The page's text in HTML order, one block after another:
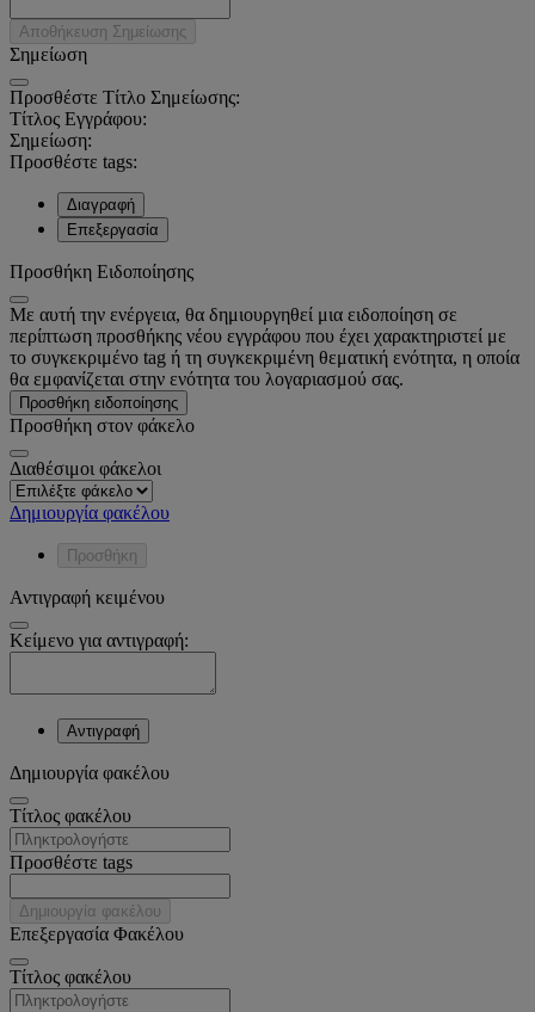
Αποθήκευση Σημείωσης
Σημείωση
Προσθέστε Τίτλο Σημείωσης:
Τίτλος Εγγράφου:
Σημείωση:
Προσθέστε tags:
Διαγραφή
Επεξεργασία
Προσθήκη Ειδοποίησης
Με αυτή την ενέργεια, θα δημιουργηθεί μια ειδοποίηση σε
περίπτωση προσθήκης νέου εγγράφου που έχει χαρακτηριστεί με
το συγκεκριμένο tag ή τη συγκεκριμένη θεματική ενότητα, η οποία
θα εμφανίζεται στην ενότητα του λογαριασμού σας.
Προσθήκη ειδοποίησης
Προσθήκη στον φάκελο
Διαθέσιμοι φάκελοι
Δημιουργία φακέλου
Προσθήκη
Αντιγραφή κειμένου
Κείμενο για αντιγραφή:
Αντιγραφή
Δημιουργία φακέλου
Tίτλος φακέλου
Προσθέστε tags
Δημιουργία φακέλου
Επεξεργασία Φακέλου
Tίτλος φακέλου